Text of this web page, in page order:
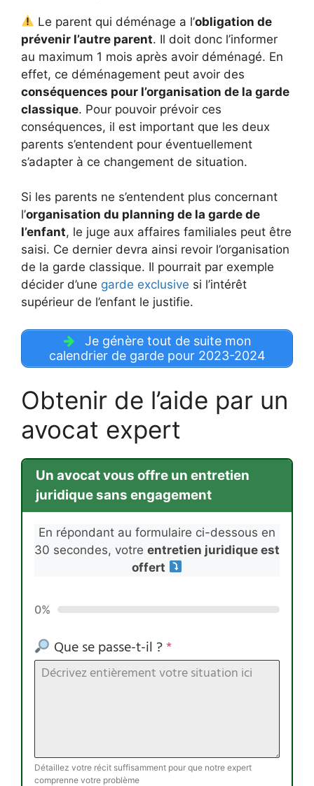
Le parent qui déménage a l’obligation de
prévenir l’autre parent. Il doit donc l’informer
au maximum 1 mois après avoir déménagé. En
effet, ce déménagement peut avoir des
conséquences pour l’organisation de la garde
classique. Pour pouvoir prévoir ces
conséquences, il est important que les deux
parents s’entendent pour éventuellement
s’adapter à ce changement de situation.
Si les parents ne s’entendent plus concernant
l’organisation du planning de la garde de
l’enfant, le juge aux affaires familiales peut être
saisi. Ce dernier devra ainsi revoir l’organisation
de la garde classique. Il pourrait par exemple
décider d’une garde exclusive si l’intérêt
supérieur de l’enfant le justifie.
Je génère tout de suite mon
calendrier de garde pour 2023-2024
Obtenir de l’aide par un
avocat expert
Un avocat vous offre un entretien
juridique sans engagement
En répondant au formulaire ci-dessous en
30 secondes, votre entretien juridique est
offert
0%
Que se passe-t-il ?*
Détaillez votre récit suffisamment pour que notre expert
comprenne votre problème